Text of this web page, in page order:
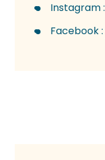
Instagram :
Facebook :